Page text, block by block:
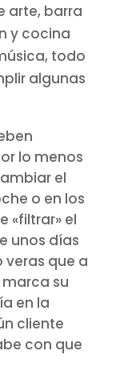
arte, barra
y cocina
todo
algunas
lo menos
el
o en los
«filtrar» el
unos días
que a
su
en la
cliente
con que